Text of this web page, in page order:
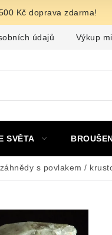
Kč doprava zdarma!
údajů Výkup
SVĚTA
s povlakem /